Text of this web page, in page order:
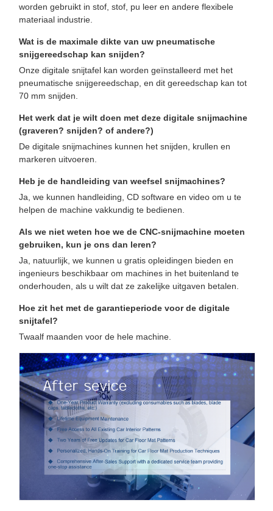
worden gebruikt in stof, stof, pu leer en andere flexibele
materiaal industrie.
Wat is de maximale dikte van uw pneumatische
snijgereedschap kan snijden?
Onze digitale snijtafel kan worden geïnstalleerd met het
pneumatische snijgereedschap, en dit gereedschap kan tot
70 mm snijden.
Het werk dat je wilt doen met deze digitale snijmachine
(graveren? snijden? of andere?)
De digitale snijmachines kunnen het snijden, krullen en
markeren uitvoeren.
Heb je de handleiding van weefsel snijmachines?
Ja, we kunnen handleiding, CD software en video om u te
helpen de machine vakkundig te bedienen.
Als we niet weten hoe we de CNC-snijmachine moeten
gebruiken, kun je ons dan leren?
Ja, natuurlijk, we kunnen u gratis opleidingen bieden en
ingenieurs beschikbaar om machines in het buitenland te
onderhouden, als u wilt dat ze zakelijke uitgaven betalen.
Hoe zit het met de garantieperiode voor de digitale
snijtafel?
Twaalf maanden voor de hele machine.